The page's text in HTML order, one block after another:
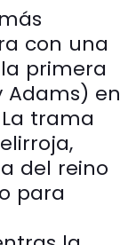
con una
primera
Adams) en
trama
del reino
para